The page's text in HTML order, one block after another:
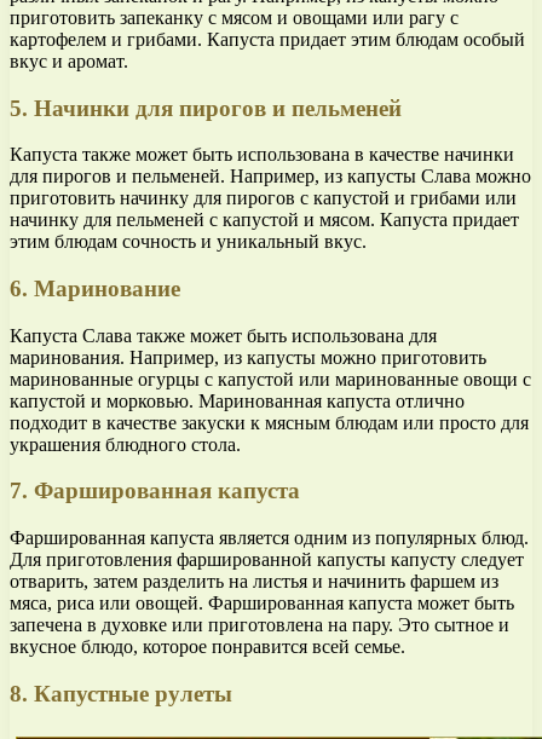
приготовить запеканку с мясом и овощами или рагу с
картофелем и грибами. Капуста придает этим блюдам особый
вкус и аромат.
5. Начинки для пирогов и пельменей
Капуста также может быть использована в качестве начинки
для пирогов и пельменей. Например, из капусты Слава можно
приготовить начинку для пирогов с капустой и грибами или
начинку для пельменей с капустой и мясом. Капуста придает
этим блюдам сочность и уникальный вкус.
6. Маринование
Капуста Слава также может быть использована для
маринования. Например, из капусты можно приготовить
маринованные огурцы с капустой или маринованные овощи с
капустой и морковью. Маринованная капуста отлично
подходит в качестве закуски к мясным блюдам или просто для
украшения блюдного стола.
7. Фаршированная капуста
Фаршированная капуста является одним из популярных блюд.
Для приготовления фаршированной капусты капусту следует
отварить, затем разделить на листья и начинить фаршем из
мяса, риса или овощей. Фаршированная капуста может быть
запечена в духовке или приготовлена на пару. Это сытное и
вкусное блюдо, которое понравится всей семье.
8. Капустные рулеты